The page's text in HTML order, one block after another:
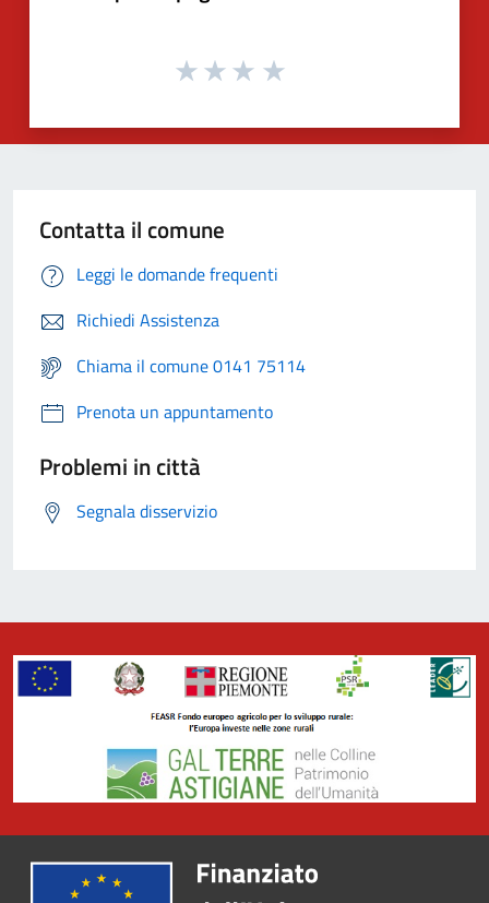
Contatta il comune
Leggi le domande frequenti
Richiedi Assistenza
Chiama il comune 0141 75114
Prenota un appuntamento
Problemi in città
Segnala disservizio